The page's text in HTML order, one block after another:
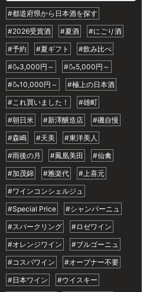
#都道府県から日本酒を探す
#2026受賞酒
#夏酒
#にごり酒
#予約
#夏ギフト
#飲み比べ
#🍶3,000円～
#🍶5,000円～
#🍶10,000円～
#極上の日本酒
#これ買いました！
#雄町
#朝日米
#新澤醸造店
#磯自慢
#森嶋
#天美
#東洋美人
#雨後の月
#鳳凰美田
#仙禽
#加茂錦
#雅楽代
#上喜元
#ワインコンシェルジュ
#Special Price
#シャンパーニュ
#スパークリング
#ロゼワイン
#オレンジワイン
#ブルゴーニュ
#コスパワイン
#オープナー不要
#日本ワイン
#ウイスキー